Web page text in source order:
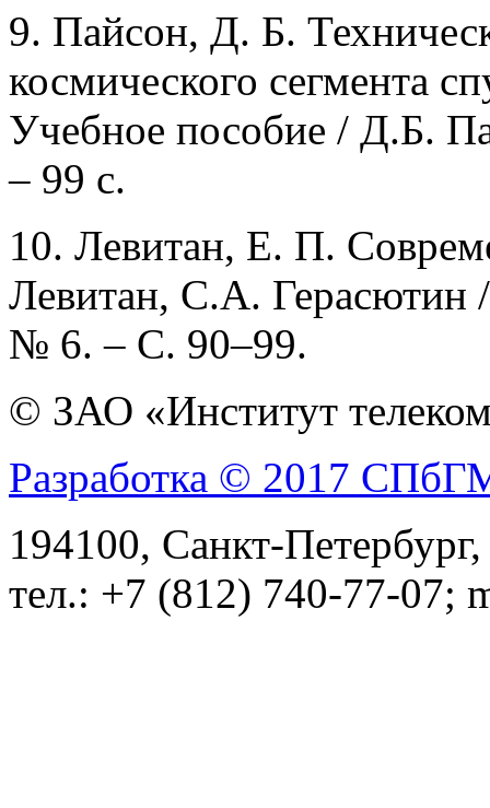
9. Пайсон, Д. Б.
космического сегмента
Учебное пособие / Д.Б.
– 99 с.
10. Левитан, Е. П.
Левитан, С.А. Герасютин
№ 6. – С. 90–99.
© ЗАО «Институт
Разработка © 2017
194100, Санкт-
тел.: +7 (812) 740-77-07;